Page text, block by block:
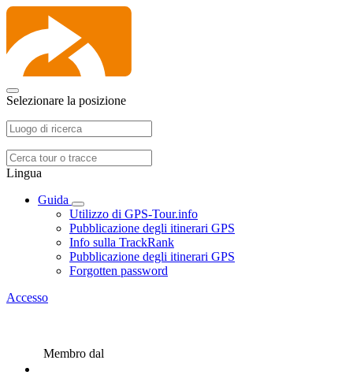
Selezionare la posizione
Lingua
Guida
Utilizzo di GPS-Tour.info
Pubblicazione degli itinerari GPS
Info sulla TrackRank
Pubblicazione degli itinerari GPS
Forgotten password
Accesso
Membro dal